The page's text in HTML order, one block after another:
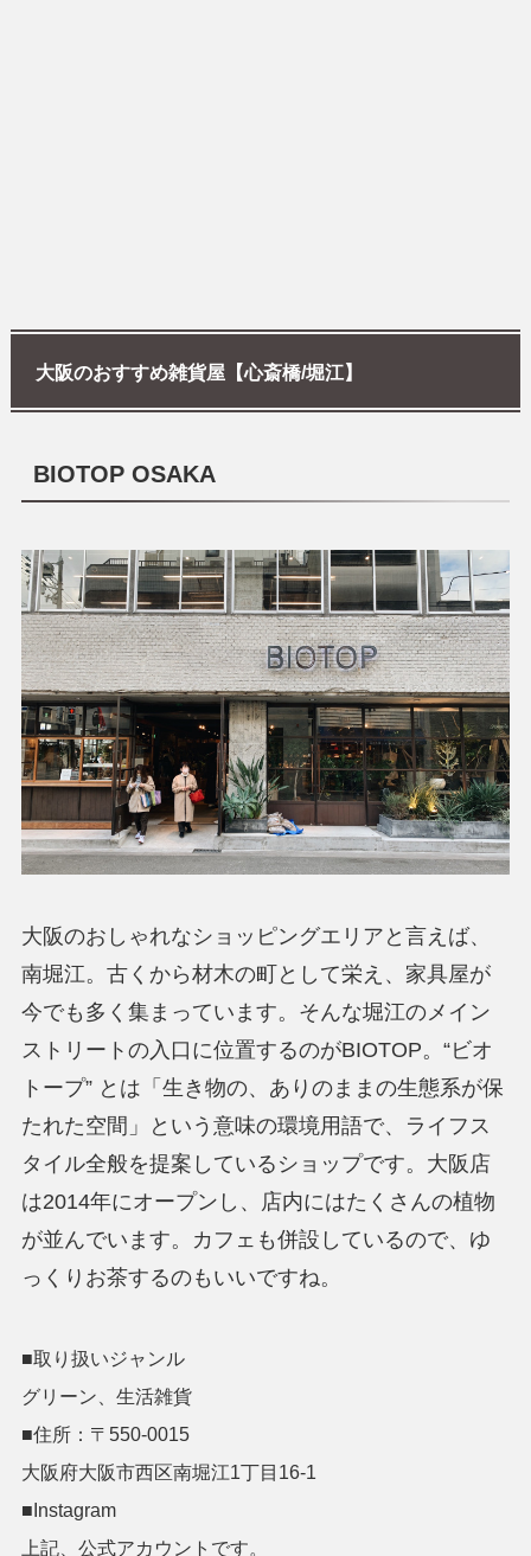
大阪のおすすめ雑貨屋【心斎橋/堀江】
BIOTOP OSAKA
大阪のおしゃれなショッピングエリアと言えば、
南堀江。古くから材木の町として栄え、家具屋が
今でも多く集まっています。そんな堀江のメイン
ストリートの入口に位置するのがBIOTOP。“ビオ
トープ” とは「生き物の、ありのままの生態系が保
たれた空間」という意味の環境用語で、ライフス
タイル全般を提案しているショップです。大阪店
は2014年にオープンし、店内にはたくさんの植物
が並んでいます。カフェも併設しているので、ゆ
っくりお茶するのもいいですね。
■取り扱いジャンル
グリーン、 生活雑貨
■住所：〒 550-0015
大阪府大阪市西区南堀江1丁目16-1
■Instagram
上記、公式アカウントです。